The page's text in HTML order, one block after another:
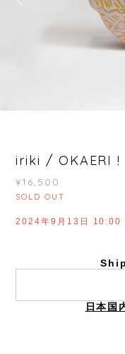
iriki / OKAERI !
¥16,500
SOLD OUT
2024年9月13日 10:00
日本国